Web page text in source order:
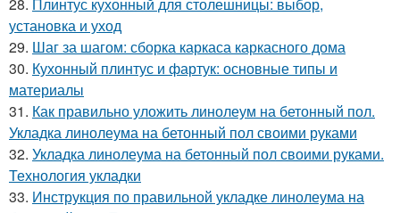
установка и уход
29. Шаг за шагом: сборка каркаса каркасного дома
30. Кухонный плинтус и фартук: основные типы и
материалы
31. Как правильно уложить линолеум на бетонный пол.
Укладка линолеума на бетонный пол своими руками
32. Укладка линолеума на бетонный пол своими руками.
Технология укладки
33. Инструкция по правильной укладке линолеума на